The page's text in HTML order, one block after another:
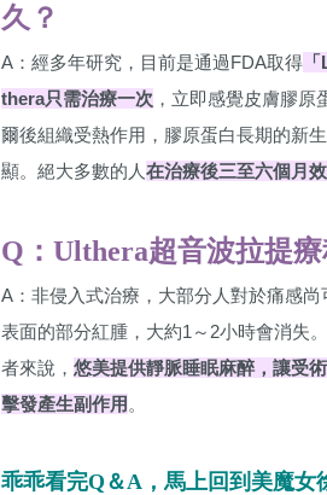
久？
A：經多年研究，目前是通過FDA取得
thera只需治療一次 ，立即感覺皮膚膠
爾後組織受熱作用，膠原蛋白長期的新
顯。絕大多數的人在治療後三至六個月
Q：Ulthera超音波拉提
A：非侵入式治療，大部分人對於痛感
表面的部分紅腫，大約1～2小時會消失
者來說，悠美提供靜脈睡眠麻醉，讓受
擊發產生副作用 。
乖乖看完Q＆A，馬上回到美魔女